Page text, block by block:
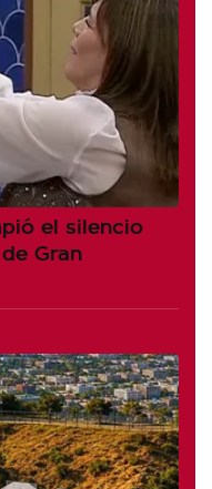
el silencio
Gran